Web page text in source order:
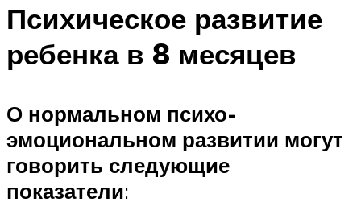
Психическое развитие
ребенка в 8 месяцев
О нормальном психо-
эмоциональном развитии могут
говорить следующие
показатели: